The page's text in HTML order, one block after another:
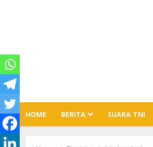
HOME BERITA SUARA TNI